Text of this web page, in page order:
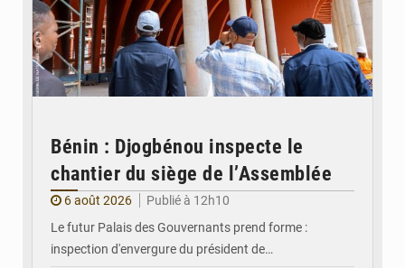
Bénin : Djogbénou inspecte le
chantier du siège de l’Assemblée
6 août 2026
Publié à 12h10
Le futur Palais des Gouvernants prend forme :
inspection d'envergure du président de…